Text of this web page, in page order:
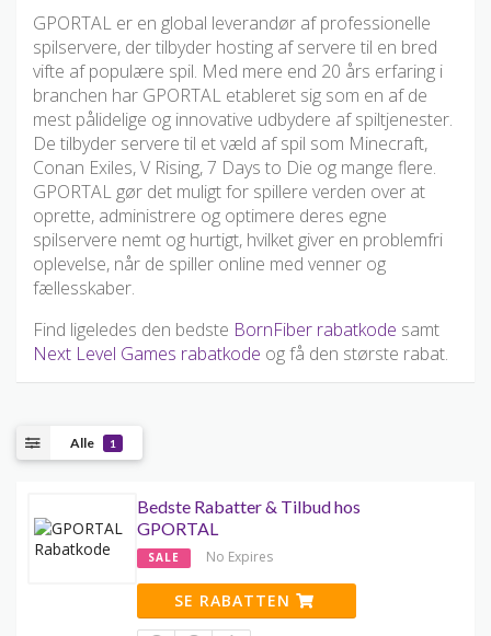
GPORTAL er en global leverandør af professionelle
spilservere, der tilbyder hosting af servere til en bred
vifte af populære spil. Med mere end 20 års erfaring i
branchen har GPORTAL etableret sig som en af de
mest pålidelige og innovative udbydere af spiltjenester.
De tilbyder servere til et væld af spil som Minecraft,
Conan Exiles, V Rising, 7 Days to Die og mange flere.
GPORTAL gør det muligt for spillere verden over at
oprette, administrere og optimere deres egne
spilservere nemt og hurtigt, hvilket giver en problemfri
oplevelse, når de spiller online med venner og
fællesskaber.
Find ligeledes den bedste BornFiber rabatkode samt
Next Level Games rabatkode og få den største rabat.
Alle 1
Bedste Rabatter & Tilbud hos
GPORTAL
SALE No Expires
SE RABATTEN